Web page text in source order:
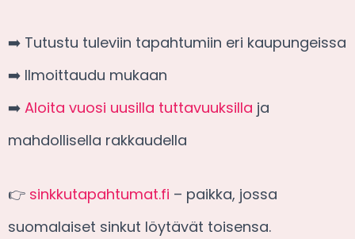
➡️ Tutustu tuleviin tapahtumiin eri kaupungeissa
➡️ Ilmoittaudu mukaan
➡️ Aloita vuosi uusilla tuttavuuksilla ja
mahdollisella rakkaudella
👉 sinkkutapahtumat.fi – paikka, jossa
suomalaiset sinkut löytävät toisensa.